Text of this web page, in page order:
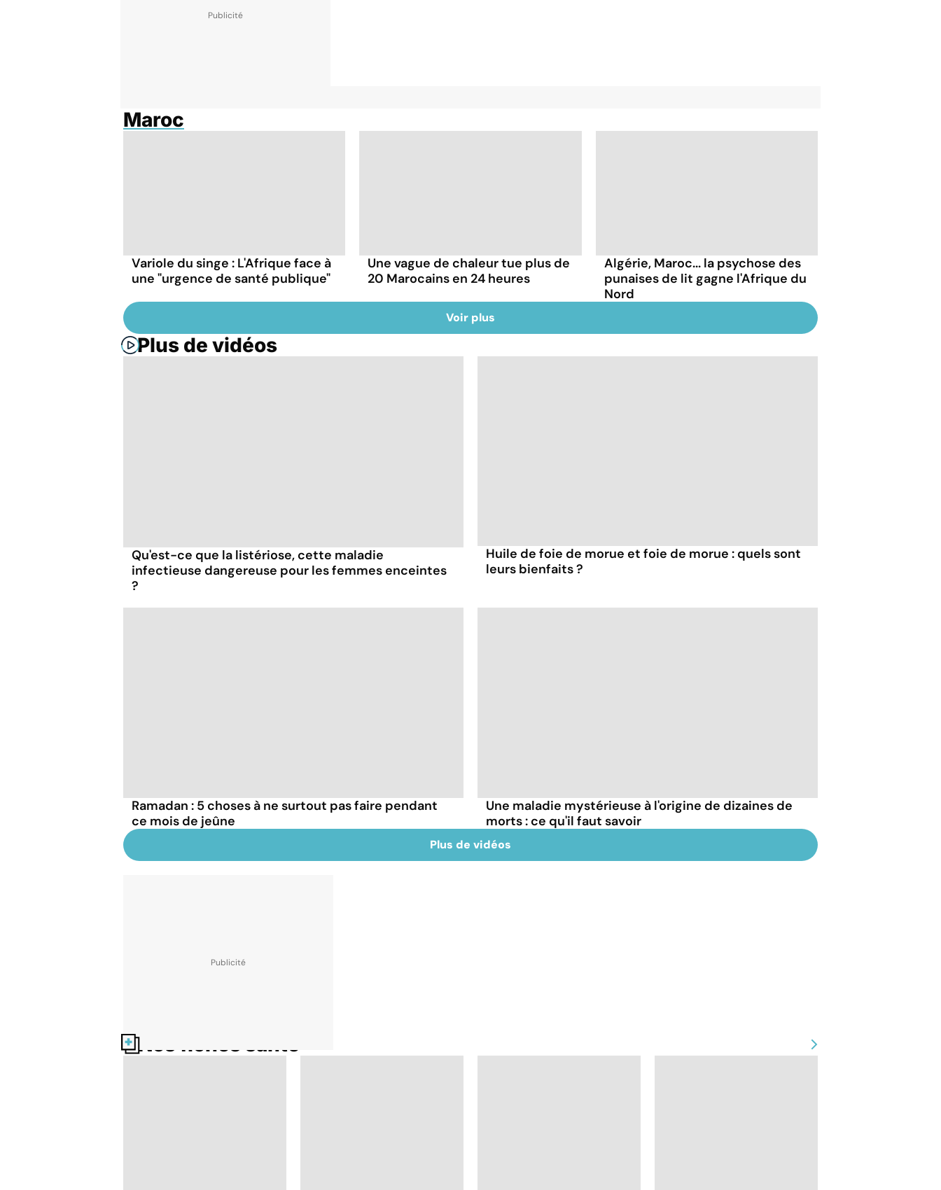
Maroc
Variole du singe : L'Afrique face à
une "urgence de santé publique"
Une vague de chaleur tue plus de
20 Marocains en 24 heures
Algérie, Maroc... la psychose des
punaises de lit gagne l'Afrique du
Nord
Voir plus
Plus de vidéos
Qu'est-ce que la listériose, cette maladie
infectieuse dangereuse pour les femmes enceintes
?
Huile de foie de morue et foie de morue : quels sont
leurs bienfaits ?
Ramadan : 5 choses à ne surtout pas faire pendant
ce mois de jeûne
Une maladie mystérieuse à l'origine de dizaines de
morts : ce qu'il faut savoir
Plus de vidéos
Nos fiches santé